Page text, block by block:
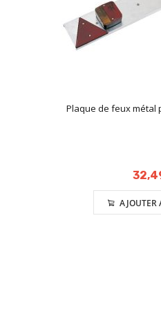
Plaque de feux métal
AJOUTER